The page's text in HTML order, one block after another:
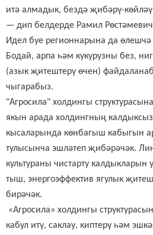
итә алмадык, бездә җибәрү-
— дип белдерде Рамил Рөстәмевич
Идел буе регионнарына да өлешчә
Бодай, арпа һәм кукурузны без,
(азык җитештерү өчен)
чыгарабыз.
"Агросила" холдингы
якын арада холдингның
кысаларында көнбагыш кабыгын
тулысынча эшләтеп җибәрәчәк.
культураны чистарту калдыкларын
тыш, энергоэффектив ягулык
бирәчәк.
«Агросила» холдингы
кабул итү, саклау, киптерү һәм